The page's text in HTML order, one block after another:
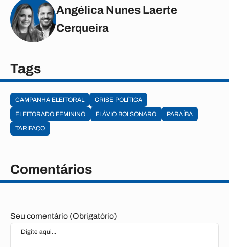
Angélica Nunes Laerte
Cerqueira
Tags
CAMPANHA ELEITORAL
CRISE POLÍTICA
ELEITORADO FEMININO
FLÁVIO BOLSONARO
PARAÍBA
TARIFAÇO
Comentários
Seu comentário (Obrigatório)